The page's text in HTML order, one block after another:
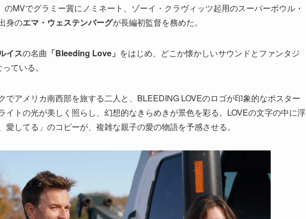
MVでグラミー賞にノミネート、ゾーイ・クラヴィッツ起用のスーパーボウル・
身のエマ・ウェステンバーグが長編初監督を務めた。
イスの名曲 「Bleeding Love」 をはじめ、どこか懐かしいサウンドとファンタジ
ている。
でアメリカ南西部を旅する二人と、BLEEDING LOVEのロゴが印象的なポスター
イトの光が美しく照らし、幻想的なきらめきが景色を彩る。LOVEの文字の中に浮
してる」のコピーが、複雑な親子の愛の物語を予感させる。